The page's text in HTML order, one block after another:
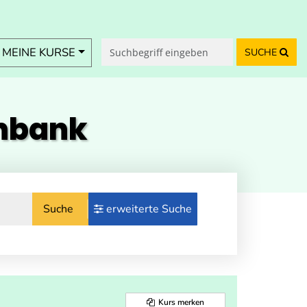
KURSE SUCHE
Suche erweiterte Suche
Kurs merken